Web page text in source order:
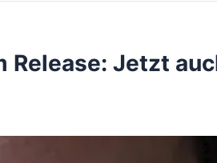
Release: Jetzt